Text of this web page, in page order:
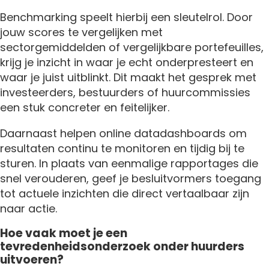
Benchmarking speelt hierbij een sleutelrol. Door
jouw scores te vergelijken met
sectorgemiddelden of vergelijkbare portefeuilles,
krijg je inzicht in waar je echt onderpresteert en
waar je juist uitblinkt. Dit maakt het gesprek met
investeerders, bestuurders of huurcommissies
een stuk concreter en feitelijker.
Daarnaast helpen online datadashboards om
resultaten continu te monitoren en tijdig bij te
sturen. In plaats van eenmalige rapportages die
snel verouderen, geef je besluitvormers toegang
tot actuele inzichten die direct vertaalbaar zijn
naar actie.
Hoe vaak moet je een
tevredenheidsonderzoek onder huurders
uitvoeren?